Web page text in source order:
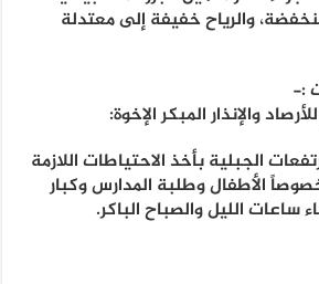
والرياح خفيفة إلى معتدلة
:-
والإنذار المبكر الإخوة:
الجبلية بأخذ الاحتياطات اللازمة
خصوصاً الأطفال وطلبة المدارس وكبار
ساعات الليل والصباح الباكر.